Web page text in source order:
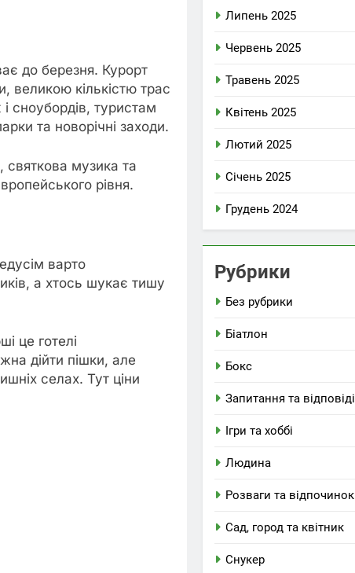
до березня. Курорт
великою кількістю трас
сноубордів, туристам
та новорічні заходи.
музика та
рівня.
варто
а хтось шукає тишу
це готелі
дійти пішки, але
селах. Тут ціни
Липень 2025
Червень 2025
Травень 2025
Квітень 2025
Лютий 2025
Січень 2025
Грудень 2024
Рубрики
Без рубрики
Біатлон
Бокс
Запитання та відповіді
Ігри та хоббі
Людина
Розваги та відпочинок
Сад, город та квітник
Снукер